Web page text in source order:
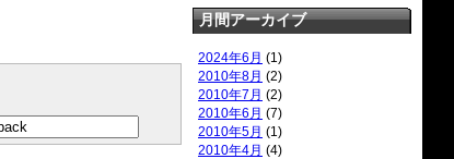
月間アーカイブ
2024年6月 (1)
2010年8月 (2)
2010年7月 (2)
2010年6月 (7)
2010年5月 (1)
2010年4月 (4)